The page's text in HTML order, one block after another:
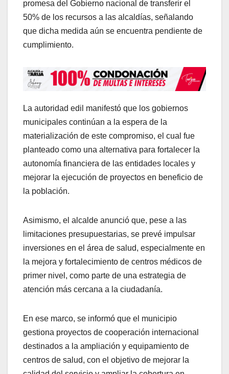
promesa del Gobierno nacional de transferir el
50% de los recursos a las alcaldías, señalando
que dicha medida aún se encuentra pendiente de
cumplimiento.
La autoridad edil manifestó que los gobiernos
municipales continúan a la espera de la
materialización de este compromiso, el cual fue
planteado como una alternativa para fortalecer la
autonomía financiera de las entidades locales y
mejorar la ejecución de proyectos en beneficio de
la población.
Asimismo, el alcalde anunció que, pese a las
limitaciones presupuestarias, se prevé impulsar
inversiones en el área de salud, especialmente en
la mejora y fortalecimiento de centros médicos de
primer nivel, como parte de una estrategia de
atención más cercana a la ciudadanía.
En ese marco, se informó que el municipio
gestiona proyectos de cooperación internacional
destinados a la ampliación y equipamiento de
centros de salud, con el objetivo de mejorar la